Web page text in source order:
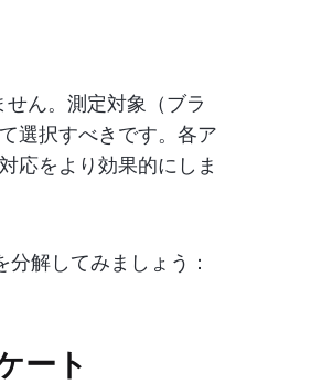
ん。測定対象（ブラ
選択すべきです。各ア
応をより効果的にしま
解してみましょう：
ート